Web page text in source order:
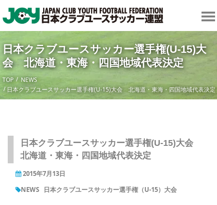
日本クラブユースサッカー選手権(U-15)大
会 北海道・東海・四国地域代表決定
TOP
NEWS
日本クラブユースサッカー選手権(U-15)大会 北海道・東海・四国地域代表決定
日本クラブユースサッカー選手権(U-15)大会
北海道・東海・四国地域代表決定
2015年7月13日
NEWS
日本クラブユースサッカー選手権（U-15）大会